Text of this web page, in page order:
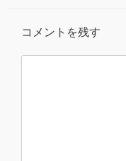
コメントを残す